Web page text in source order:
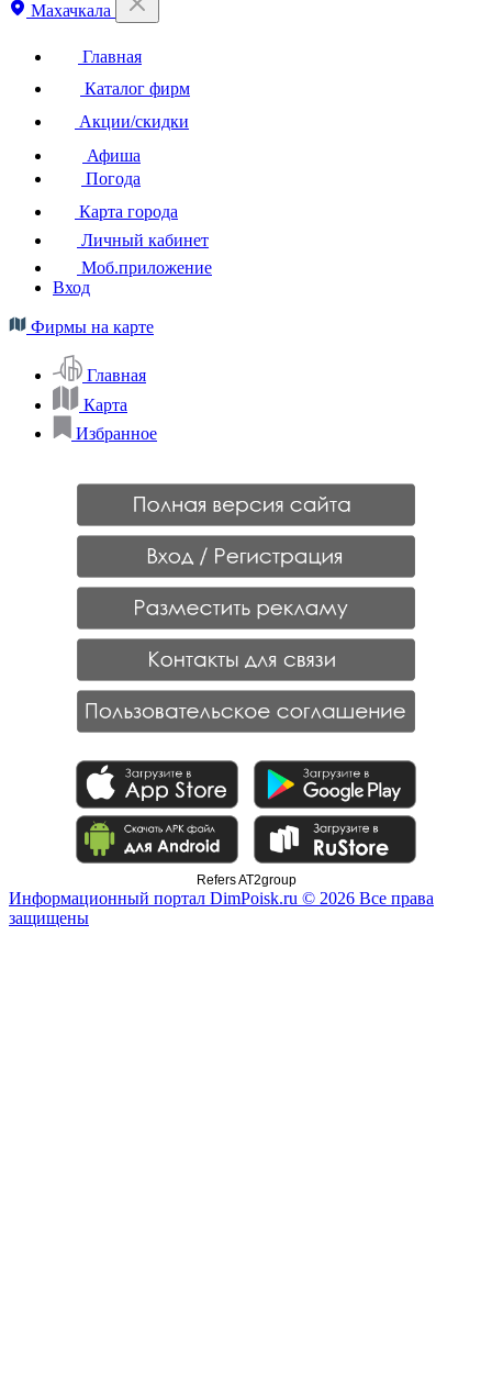
Махачкала
Главная
Каталог фирм
Акции/скидки
Афиша
Погода
Карта города
Личный кабинет
Моб.приложение
Вход
Фирмы на карте
Главная
Карта
Избранное
Refers AT2group
Информационный портал DimPoisk.ru © 2026 Все права
защищены